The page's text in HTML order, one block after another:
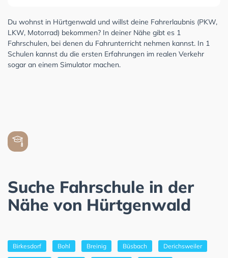
Du wohnst in Hürtgenwald und willst deine Fahrerlaubnis (PKW,
LKW, Motorrad) bekommen? In deiner Nähe gibt es 1
Fahrschulen, bei denen du Fahrunterricht nehmen kannst. In 1
Schulen kannst du die ersten Erfahrungen im realen Verkehr
sogar an einem Simulator machen.
Suche Fahrschule in der
Nähe von Hürtgenwald
Birkesdorf Bohl Breinig Büsbach Derichsweiler